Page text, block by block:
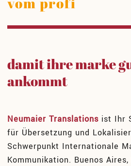
damit ihre marke
ankommt
Neumaier Translations ist Ihr
für Übersetzung und
Schwerpunkt Internationale
Kommunikation. Buenos